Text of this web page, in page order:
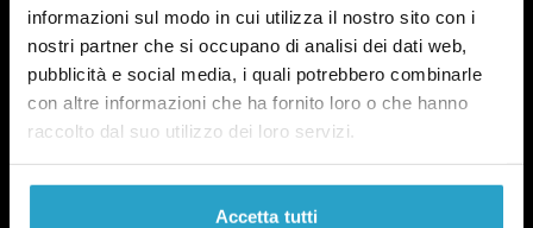
informazioni sul modo in cui utilizza il nostro sito con i
nostri partner che si occupano di analisi dei dati web,
pubblicità e social media, i quali potrebbero combinarle
con altre informazioni che ha fornito loro o che hanno
raccolto dal suo utilizzo dei loro servizi.
Accetta tutti
POLITICA DI UN CERTO GENERE
In questa newsletter proviamo a capire perché le